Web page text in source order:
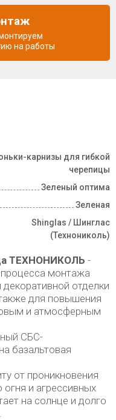
карнизы для гибкой
черепицы
Зеленый оптима
Зеленая
Shinglas / Шинглас
(Технониколь)
ТЕХНОНИКОЛЬ -
процесса монтажа
отделки
для повышения
и атмосферным
СБС-
базальтовая
от проникновения
огня и агрессивных
на солнце и долго
на работы